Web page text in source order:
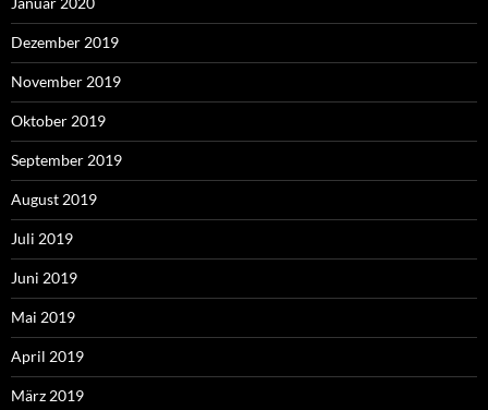
Dezember 2019
November 2019
Oktober 2019
September 2019
August 2019
Juli 2019
Juni 2019
Mai 2019
April 2019
März 2019